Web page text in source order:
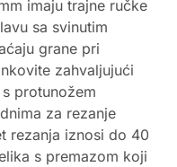
imaju trajne ručke
sa svinutim
grane pri
zahvaljujući
protunožem
za rezanje
rezanja iznosi do 40
s premazom koji